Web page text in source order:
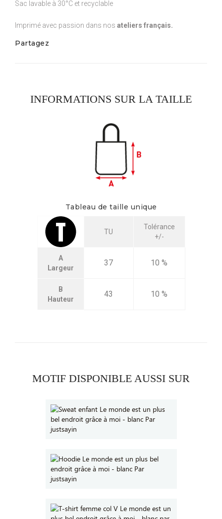
Sac lavable à 30°C et recyclable
Imprimé avec passion dans nos ateliers français.
Partagez
INFORMATIONS SUR LA TAILLE
Tableau de taille unique
TU
Tolérance
+/-
A
Largeur
37 10 %
B
Hauteur
43 10 %
MOTIF DISPONIBLE AUSSI SUR